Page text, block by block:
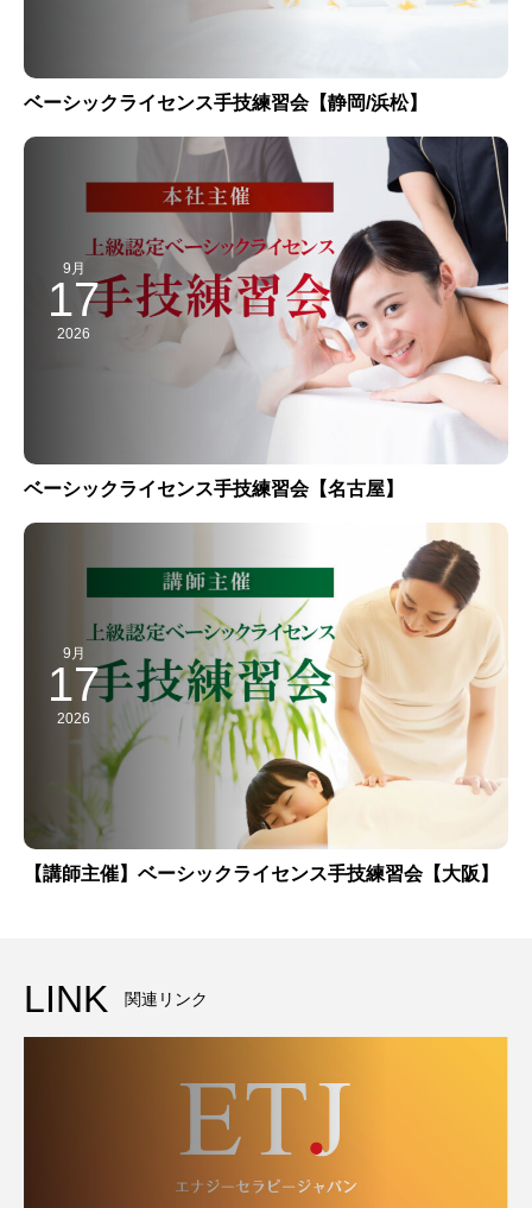
ベーシックライセンス手技練習会【静岡/浜松】
9月
17
2026
ベーシックライセンス手技練習会【名古屋】
9月
17
2026
【講師主催】ベーシックライセンス手技練習会【大阪】
LINK 関連リンク